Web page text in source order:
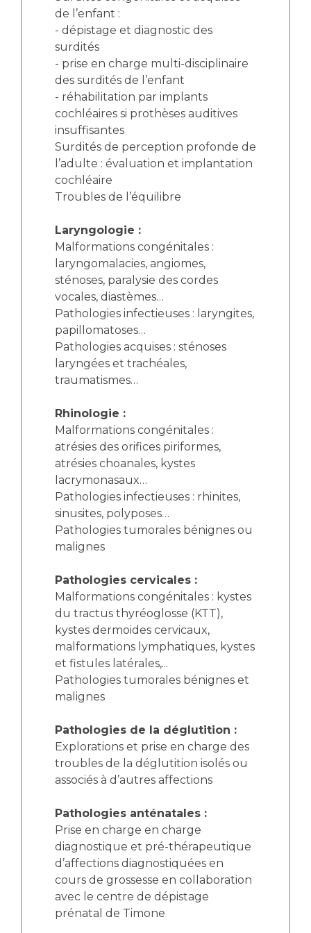
de l’enfant :
- dépistage et diagnostic des
surdités
- prise en charge multi-disciplinaire
des surdités de l’enfant
- réhabilitation par implants
cochléaires si prothèses auditives
insuffisantes
Surdités de perception profonde de
l’adulte : évaluation et implantation
cochléaire
Troubles de l’équilibre
Laryngologie :
Malformations congénitales :
laryngomalacies, angiomes,
sténoses, paralysie des cordes
vocales, diastèmes…
Pathologies infectieuses : laryngites,
papillomatoses…
Pathologies acquises : sténoses
laryngées et trachéales,
traumatismes…
Rhinologie :
Malformations congénitales :
atrésies des orifices piriformes,
atrésies choanales, kystes
lacrymonasaux…
Pathologies infectieuses : rhinites,
sinusites, polyposes…
Pathologies tumorales bénignes ou
malignes
Pathologies cervicales :
Malformations congénitales : kystes
du tractus thyréoglosse (KTT),
kystes dermoides cervicaux,
malformations lymphatiques, kystes
et fistules latérales,...
Pathologies tumorales bénignes et
malignes
Pathologies de la déglutition :
Explorations et prise en charge des
troubles de la déglutition isolés ou
associés à d’autres affections
Pathologies anténatales :
Prise en charge en charge
diagnostique et pré-thérapeutique
d’affections diagnostiquées en
cours de grossesse en collaboration
avec le centre de dépistage
prénatal de Timone